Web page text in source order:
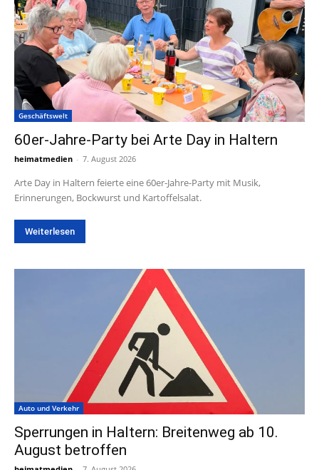
Geschäftswelt
60er-Jahre-Party bei Arte Day in Haltern
heimatmedien - 7. August 2026
Arte Day in Haltern feierte eine 60er-Jahre-Party mit Musik,
Erinnerungen, Bockwurst und Kartoffelsalat.
Weiterlesen
Auto und Verkehr
Sperrungen in Haltern: Breitenweg ab 10.
August betroffen